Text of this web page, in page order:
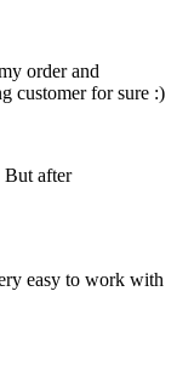
order and
customer for sure :)
But after
easy to work with